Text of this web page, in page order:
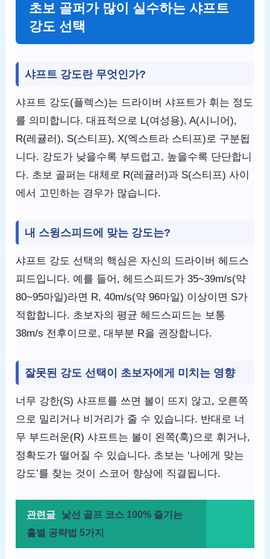
초보 골퍼가 많이 실수하는 샤프트
강도 선택
샤프트 강도란 무엇인가?
샤프트 강도(플렉스)는 드라이버 샤프트가 휘는 정도
를 의미합니다. 대표적으로 L(여성용), A(시니어),
R(레귤러), S(스티프), X(엑스트라 스티프)로 구분됩
니다. 강도가 낮을수록 부드럽고, 높을수록 단단합니
다. 초보 골퍼는 대체로 R(레귤러)과 S(스티프) 사이
에서 고민하는 경우가 많습니다.
내 스윙스피드에 맞는 강도는?
샤프트 강도 선택의 핵심은 자신의 드라이버 헤드스
피드입니다. 예를 들어, 헤드스피드가 35~39m/s(약
80~95마일)라면 R, 40m/s(약 96마일) 이상이면 S가
적합합니다. 초보자의 평균 헤드스피드는 보통
38m/s 전후이므로, 대부분 R을 권장합니다.
잘못된 강도 선택이 초보자에게 미치는 영향
너무 강한(S) 샤프트를 쓰면 볼이 뜨지 않고, 오른쪽
으로 밀리거나 비거리가 줄 수 있습니다. 반대로 너
무 부드러운(R) 샤프트는 볼이 왼쪽(훅)으로 휘거나,
정확도가 떨어질 수 있습니다. 초보는 ‘나에게 맞는
강도’를 찾는 것이 스코어 향상에 직결됩니다.
관련글
낯선 골프 코스 100% 즐기는
홀별 공략법 5가지